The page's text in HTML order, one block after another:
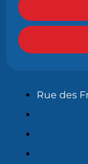
Rue des